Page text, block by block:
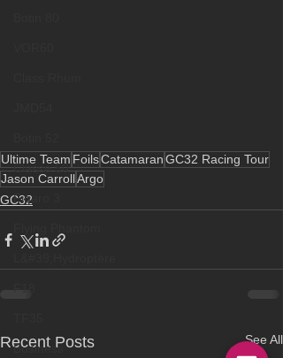
Classe 50
Figaro 3
Business
Ultime Team FoilsCatamaranGC32 Racing Tour
Jason CarrollArgo
GC32
Recent Posts See All